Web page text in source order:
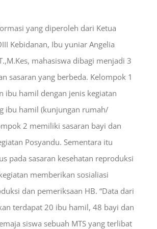
yang diperoleh dari Ketua
Kebidanan, Ibu yuniar Angelia
mahasiswa dibagi menjadi 3
sasaran yang berbeda. Kelompok 1
ibu hamil dengan jenis kegiatan
ibu hamil (kunjungan rumah/
2 memiliki sasaran bayi dan
Posyandu. Sementara itu
pada sasaran kesehatan reproduksi
memberikan sosialiasi
dan pemeriksaan HB. “Data dari
terdapat 20 ibu hamil, 48 bayi dan
siswa sebuah MTS yang terlibat